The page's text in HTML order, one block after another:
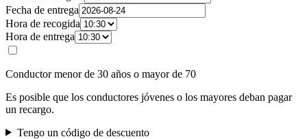
Fecha de entrega
Hora de recogida
Hora de entrega
Conductor menor de 30 años o mayor de 70
Es posible que los conductores jóvenes o los mayores deban pagar
un recargo.
Tengo un código de descuento